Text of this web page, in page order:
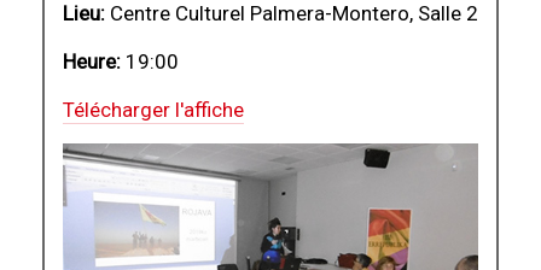
Lieu: Centre Culturel Palmera-Montero, Salle 2
Heure: 19:00
Télécharger l'affiche